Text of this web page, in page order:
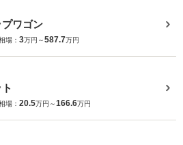
プワゴン
場： 3万円～587.7万円
場： 20.5万円～166.6万円